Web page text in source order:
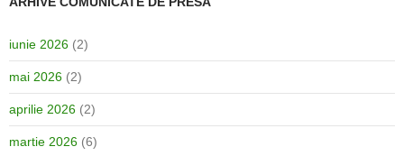
iunie 2026 (2)
mai 2026 (2)
aprilie 2026 (2)
martie 2026 (6)